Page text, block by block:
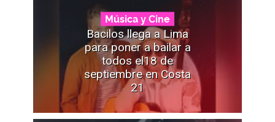
Música y Cine
Bacilos llega a Lima
para poner a bailar a
todos el18 de
septiembre en Costa
21